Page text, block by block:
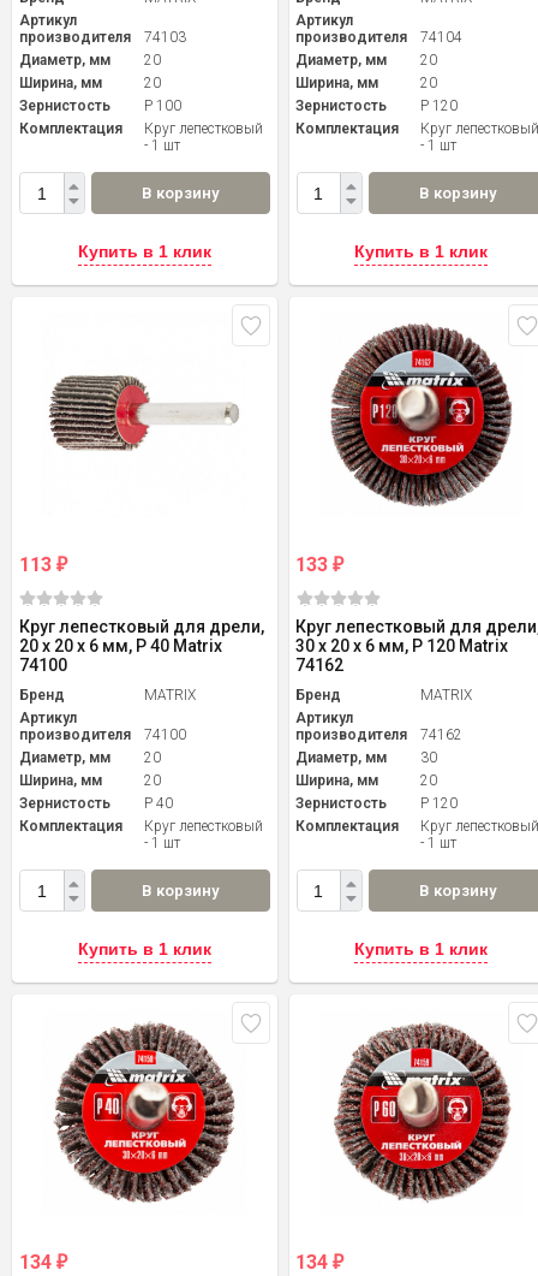
Артикул
производителя
74103
Диаметр, мм
20
Ширина, мм
20
Зернистость
P 100
Комплектация
Круг лепестковый
- 1 шт
В корзину
Купить в 1 клик
Артикул
производителя
74104
Диаметр, мм
20
Ширина, мм
20
Зернистость
P 120
Комплектация
Круг
- 1 шт
В корзину
Купить в 1 клик
113 ₽
Круг лепестковый для дрели,
20 х 20 х 6 мм, P 40 Matrix
74100
Бренд
MATRIX
Артикул
производителя
74100
Диаметр, мм
20
Ширина, мм
20
Зернистость
P 40
Комплектация
Круг лепестковый
- 1 шт
В корзину
Купить в 1 клик
133₽
Круг лепестковый для
30 х 20 х 6 мм, P 120 Matrix
74162
Бренд
MATRIX
Артикул
производителя
74162
Диаметр, мм
30
Ширина, мм
20
Зернистость
P 120
Комплектация
Круг
- 1 шт
В корзину
Купить в 1 клик
134 ₽ 134₽